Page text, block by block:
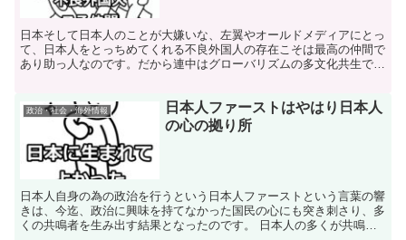
日本そして日本人のことが大嫌いな、左翼やオールドメディアにとっ
て、日本人をとっちめてくれる不良外国人の存在こそは最高の仲間で
あり助っ人なのです。だから連中はグローバリズムの多文化共生で日
政治・社会・海外情報
日本人ファーストはやはり日本人
の心の拠り所
日本人自身の為の政治を行うという日本人ファーストという言葉の響
きは、今迄、政治に興味を持てなかった国民の心にも突き刺さり、多
くの共鳴者を生み出す結果となったのです。 日本人の多くが共鳴し